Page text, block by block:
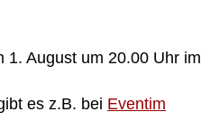
1. August um 20.00 Uhr im
es z.B. bei Eventim